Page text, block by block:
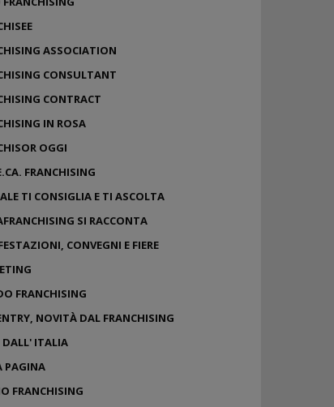
ASSOCIATION
CONSULTANT
CONTRACT
IN ROSA
OGGI
FRANCHISING
TI CONSIGLIA E TI ASCOLTA
SI RACCONTA
CONVEGNI E FIERE
FRANCHISING
NOVITÀ DAL FRANCHISING
DALL' ITALIA
PAGINA
FRANCHISING